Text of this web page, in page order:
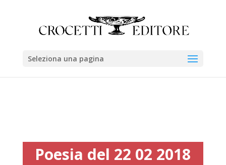
Seleziona una pagina
Poesia del 22 02 2018